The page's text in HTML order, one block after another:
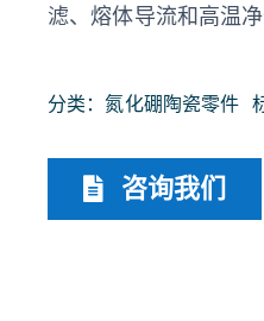
滤、熔体导流和高温
分类：氮化硼陶瓷零件
咨询我们